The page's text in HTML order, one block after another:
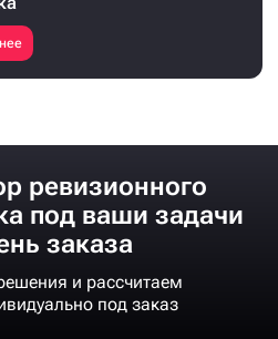
ревизионного
под ваши задачи
заказа
и рассчитаем
под заказ